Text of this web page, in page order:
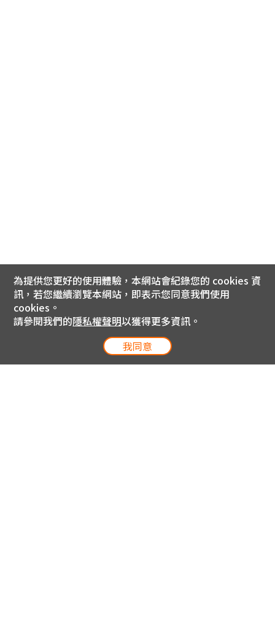
為提供您更好的使用體驗，本網站會紀錄您的 cookies 資
訊，若您繼續瀏覽本網站，即表示您同意我們使用
cookies。
請參閱我們的隱私權聲明以獲得更多資訊。
我同意